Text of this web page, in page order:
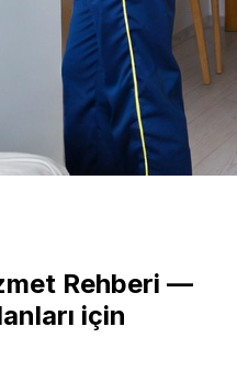
Rehberi —
için